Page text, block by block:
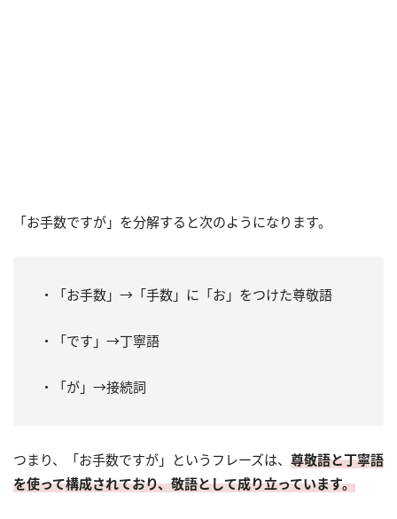
「お手数ですが」を分解すると次のようになります。
・「お手数」→「手数」に「お」をつけた尊敬語
・「です」→丁寧語
・「が」→接続詞
つまり、「お手数ですが」というフレーズは、 尊敬語と丁寧語
を使って構成されており、敬語として成り立っています。